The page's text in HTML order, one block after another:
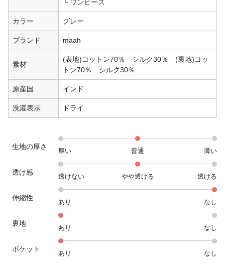
ワンピース
カラー グレー
ブランド maah
素材
(表地)コットン70％ シルク30％ (裏地)コッ
トン70％ シルク30％
原産国 インド
洗濯表示 ドライ
生地の厚さ
厚い 普通 薄い
透け感
透けない やや透ける 透ける
伸縮性
あり なし
裏地
あり なし
ポケット
あり なし